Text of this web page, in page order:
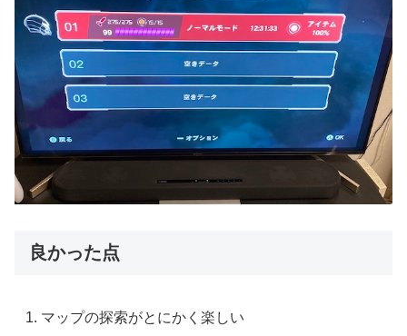
良かった点
マップの探索がとにかく楽しい